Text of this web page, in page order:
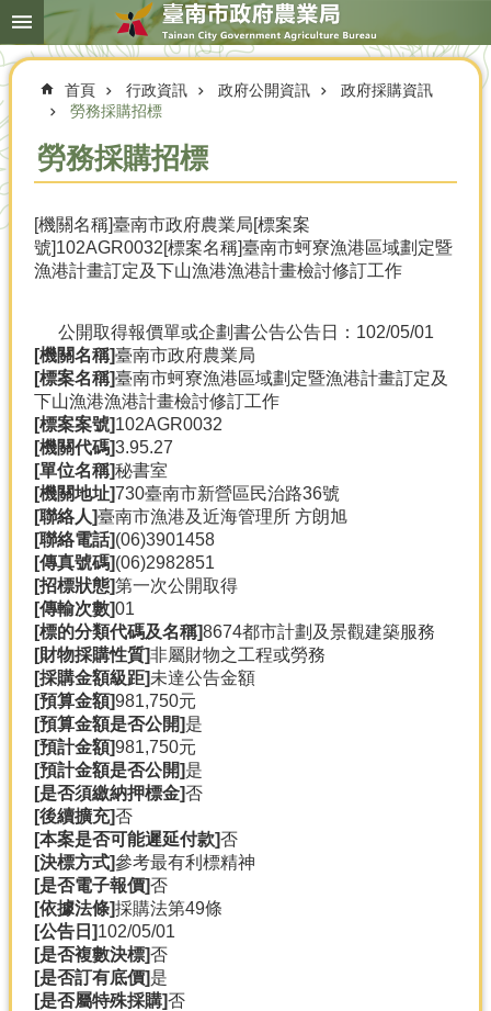
跳到主要內容區塊
搜
尋
進
簡
首頁 行政資訊 政府公開資訊
政府採購資訊
勞務採購招標
勞務採購招標
[機關名稱]臺南市政府農業局[標案案
號]102AGR0032[標案名稱]臺南市蚵寮漁港區域劃定暨
漁港計畫訂定及下山漁港漁港計畫檢討修訂工作
公開取得報價單或企劃書公告公告日：102/05/01
[機關名稱]臺南市政府農業局
[標案名稱]臺南市蚵寮漁港區域劃定暨漁港計畫訂定及
下山漁港漁港計畫檢討修訂工作
[標案案號]102AGR0032
[機關代碼]3.95.27
[單位名稱]秘書室
[機關地址]730臺南市新營區民治路36號
[聯絡人]臺南市漁港及近海管理所 方朗旭
[聯絡電話](06)3901458
[傳真號碼](06)2982851
[招標狀態]第一次公開取得
[傳輸次數]01
[標的分類代碼及名稱]8674都市計劃及景觀建築服務
[財物採購性質]非屬財物之工程或勞務
[採購金額級距]未達公告金額
[預算金額]981,750元
[預算金額是否公開]是
[預計金額]981,750元
[預計金額是否公開]是
[是否須繳納押標金]否
[後續擴充]否
[本案是否可能遲延付款]否
[決標方式]參考最有利標精神
[是否電子報價]否
[依據法條]採購法第49條
[公告日]102/05/01
[是否複數決標]否
[是否訂有底價]是
[是否屬特殊採購]否